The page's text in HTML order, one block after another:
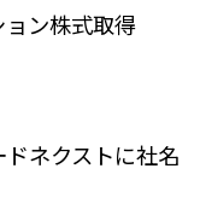
ン株式取得
ネクストに社名